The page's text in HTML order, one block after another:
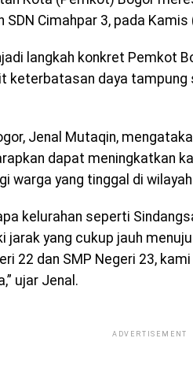
SDN Cimahpar 3, pada
langkah konkret Pemkot
keterbatasan daya tampung
Jenal Mutaqin,
dapat meningkatkan
warga yang tinggal di
kelurahan seperti
jarak yang cukup jauh
22 dan SMP Negeri 23,
ujar Jenal.
ADVERTISEMENT